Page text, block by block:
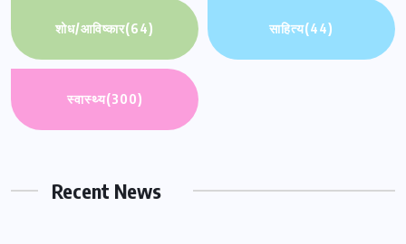
शोध/आविष्कार(64) साहित्य(44)
स्वास्थ्य(300)
Recent News